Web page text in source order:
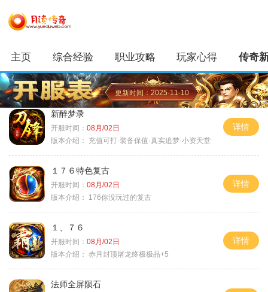
主页 综合经验 职业攻略 玩家心得 传奇
更新时间：2025-11-10
新醉梦录
开服时间： 08月/02日
版本介绍：
充值可打·装备保值·真实追梦·小资天堂
详情
１７６特色复古
开服时间： 08月/02日
版本介绍：
176你没玩过的复古
详情
１、７６
开服时间： 08月/02日
版本介绍： 赤月封顶屠龙终极极品+5
详情
法师全屏陨石